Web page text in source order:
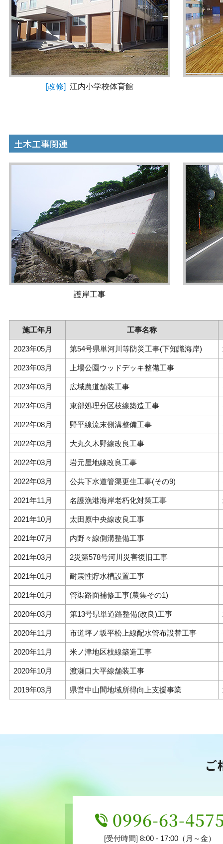
[改修] 江内小学校体育館
土木工事関連
護岸工事
施工年月 工事名称
2023年05月 第54号県単河川等防災工事(下知識海岸)
2023年03月 上場公園ウッドデッキ整備工事
2023年03月 広域農道舗装工事
2023年03月 東部処理分区枝線築造工事
2022年08月 野平線流末側溝整備工事
2022年03月 大丸久木野線改良工事
2022年03月 岩元屋地線改良工事
2022年03月 公共下水道管渠更生工事(その9)
2021年11月 名護漁港海岸老朽化対策工事
2021年10月 太田原中央線改良工事
2021年07月 内野々線側溝整備工事
2021年03月 2災第578号河川災害復旧工事
2021年01月 耐震性貯水槽設置工事
2021年01月 管渠路面補修工事(農集その1)
2020年03月 第13号県単道路整備(改良)工事
2020年11月 市道坪ノ坂平松上線配水管布設替工事
2020年11月 米ノ津地区枝線築造工事
2020年10月 渡瀬口大平線舗装工事
2019年03月 県営中山間地域所得向上支援事業
ご
0996-63-
[受付時間] 8:00 - 17:00（月～金）